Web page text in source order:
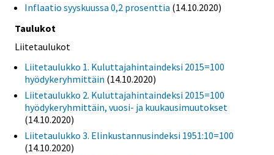
Inflaatio syyskuussa 0,2 prosenttia (14.10.2020)
Taulukot
Liitetaulukot
Liitetaulukko 1. Kuluttajahintaindeksi 2015=100
hyödykeryhmittäin (14.10.2020)
Liitetaulukko 2. Kuluttajahintaindeksi 2015=100
hyödykeryhmittäin, vuosi- ja kuukausimuutokset
(14.10.2020)
Liitetaulukko 3. Elinkustannusindeksi 1951:10=100
(14.10.2020)